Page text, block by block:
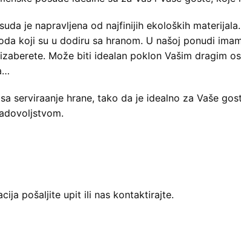
je napravljena od najfinijih ekoloških
koji su u dodiru sa hranom. U našoj ponudi
Može biti idealan poklon Vašim dragim
serviraanje hrane, tako da je idealno za Vaše
pošaljite upit ili nas kontaktirajte.